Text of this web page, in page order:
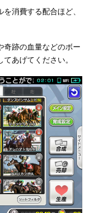
消費する配合ほど、
奇跡の血量などのボー
あげてください。